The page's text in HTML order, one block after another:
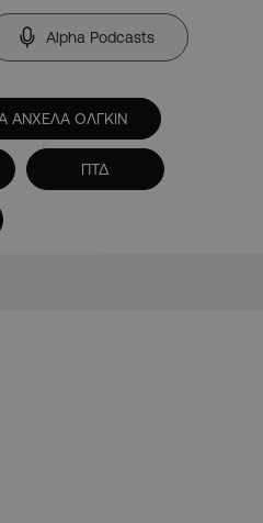
Alpha Podcasts
ΑΝΧΕΛΑ ΟΛΓΚΙΝ
ΠΤΔ